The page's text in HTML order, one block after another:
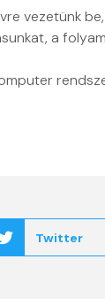
vezetünk
a
Twitter
db
számla
elenyészően